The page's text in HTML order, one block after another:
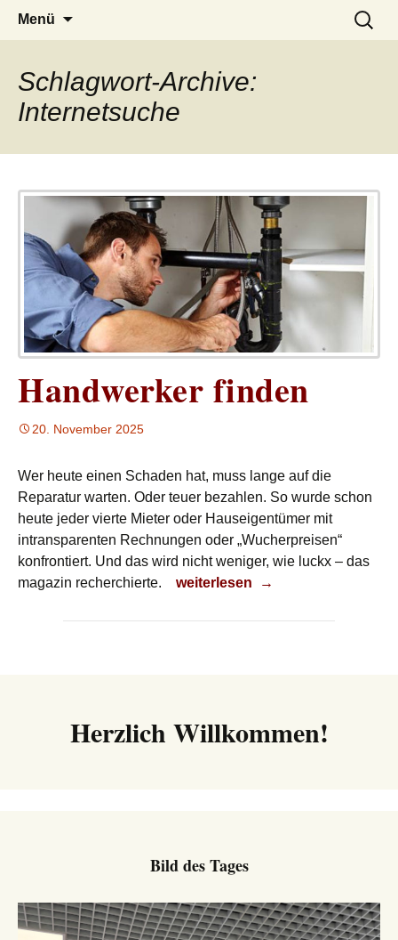
LUCKX
– das Magazin
Menü
Suchen
nach:
Schlagwort-Archive:
Internetsuche
Handwerker finden
20. November 2025
Wer heute einen Schaden hat, muss lange auf die
Reparatur warten. Oder teuer bezahlen. So wurde schon
heute jeder vierte Mieter oder Hauseigentümer mit
intransparenten Rechnungen oder „Wucherpreisen“
konfrontiert. Und das wird nicht weniger, wie luckx – das
magazin recherchierte.
Handwerker finden
weiterlesen →
Herzlich Willkommen!
Bild des Tages